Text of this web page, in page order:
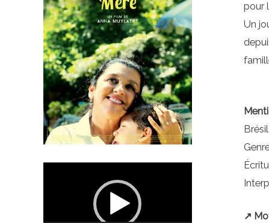
vidéo
pour
Un
↗